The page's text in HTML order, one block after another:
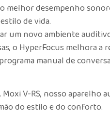
melhor desempenho
de vida.
um novo ambiente
o HyperFocus melhora a
manual de
Moxi V-RS, nosso
do estilo e do conforto.